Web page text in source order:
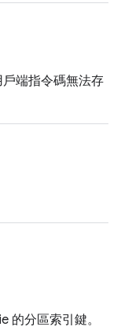
端指令碼無法存
的分區索引鍵。